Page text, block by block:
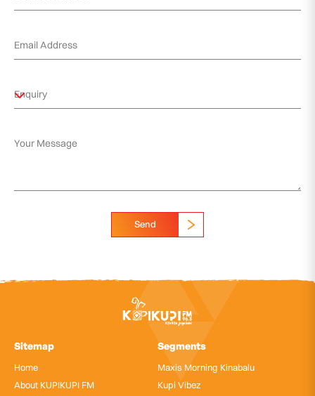
Send
Sitemap
Home
About KUPIKUPI FM
Segments
Maxis Morning Kinabalu
Kupi Vibez